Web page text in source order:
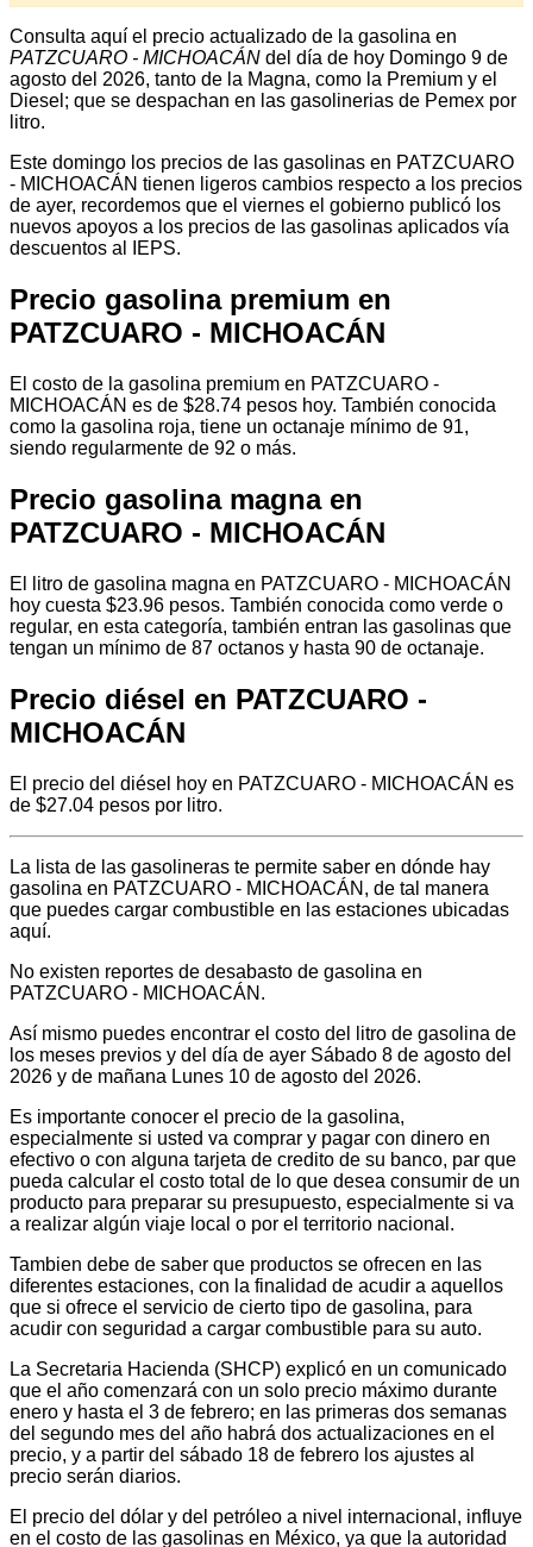
Consulta aquí el precio actualizado de la gasolina en
PATZCUARO - MICHOACÁN del día de hoy Domingo 9 de
agosto del 2026, tanto de la Magna, como la Premium y el
Diesel; que se despachan en las gasolinerias de Pemex por
litro.
Este domingo los precios de las gasolinas en PATZCUARO
- MICHOACÁN tienen ligeros cambios respecto a los precios
de ayer, recordemos que el viernes el gobierno publicó los
nuevos apoyos a los precios de las gasolinas aplicados vía
descuentos al IEPS.
Precio gasolina premium en
PATZCUARO - MICHOACÁN
El costo de la gasolina premium en PATZCUARO -
MICHOACÁN es de $28.74 pesos hoy. También conocida
como la gasolina roja, tiene un octanaje mínimo de 91,
siendo regularmente de 92 o más.
Precio gasolina magna en
PATZCUARO - MICHOACÁN
El litro de gasolina magna en PATZCUARO - MICHOACÁN
hoy cuesta $23.96 pesos. También conocida como verde o
regular, en esta categoría, también entran las gasolinas que
tengan un mínimo de 87 octanos y hasta 90 de octanaje.
Precio diésel en PATZCUARO -
MICHOACÁN
El precio del diésel hoy en PATZCUARO - MICHOACÁN es
de $27.04 pesos por litro.
La lista de las gasolineras te permite saber en dónde hay
gasolina en PATZCUARO - MICHOACÁN, de tal manera
que puedes cargar combustible en las estaciones ubicadas
aquí.
No existen reportes de desabasto de gasolina en
PATZCUARO - MICHOACÁN.
Así mismo puedes encontrar el costo del litro de gasolina de
los meses previos y del día de ayer Sábado 8 de agosto del
2026 y de mañana Lunes 10 de agosto del 2026.
Es importante conocer el precio de la gasolina,
especialmente si usted va comprar y pagar con dinero en
efectivo o con alguna tarjeta de credito de su banco, par que
pueda calcular el costo total de lo que desea consumir de un
producto para preparar su presupuesto, especialmente si va
a realizar algún viaje local o por el territorio nacional.
Tambien debe de saber que productos se ofrecen en las
diferentes estaciones, con la finalidad de acudir a aquellos
que si ofrece el servicio de cierto tipo de gasolina, para
acudir con seguridad a cargar combustible para su auto.
La Secretaria Hacienda (SHCP) explicó en un comunicado
que el año comenzará con un solo precio máximo durante
enero y hasta el 3 de febrero; en las primeras dos semanas
del segundo mes del año habrá dos actualizaciones en el
precio, y a partir del sábado 18 de febrero los ajustes al
precio serán diarios.
El precio del dólar y del petróleo a nivel internacional, influye
en el costo de las gasolinas en México, ya que la autoridad